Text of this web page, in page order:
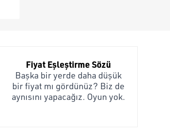
Fiyat Eşleştirme Sözü
Başka bir yerde daha düşük
bir fiyat mı gördünüz? Biz de
aynısını yapacağız. Oyun yok.